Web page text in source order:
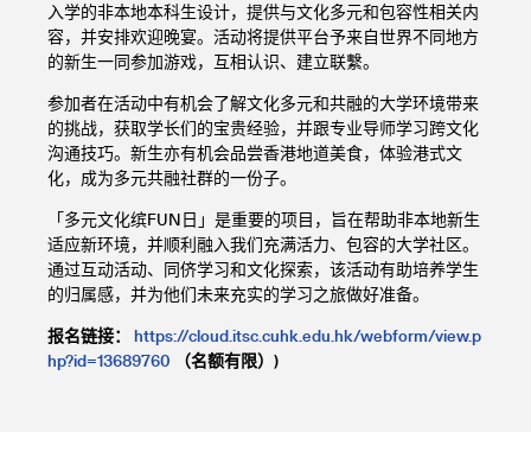
入学的非本地本科生设计，提供与文化多元和包容性相关内
容，并安排欢迎晚宴。活动将提供平台予来自世界不同地方
的新生一同参加游戏，互相认识、建立联繫。
参加者在活动中有机会了解文化多元和共融的大学环境带来
的挑战，获取学长们的宝贵经验，并跟专业导师学习跨文化
沟通技巧。新生亦有机会品尝香港地道美食，体验港式文
化，成为多元共融社群的一份子。
「多元文化缤FUN日」是重要的项目，旨在帮助非本地新生
适应新环境，并顺利融入我们充满活力、包容的大学社区。
通过互动活动、同侪学习和文化探索，该活动有助培养学生
的归属感，并为他们未来充实的学习之旅做好准备。
报名链接： https://cloud.itsc.cuhk.edu.hk/webform/view.p
hp?id=13689760 （名额有限） )